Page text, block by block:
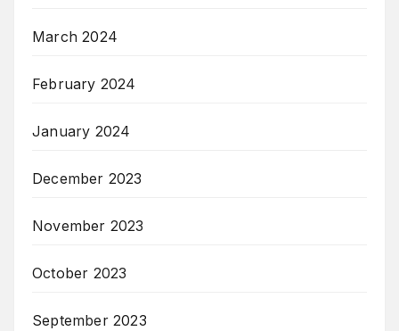
March 2024
February 2024
January 2024
December 2023
November 2023
October 2023
September 2023